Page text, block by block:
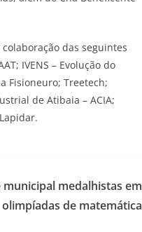
das seguintes
IVENS – Evolução do
Fisioneuro; Treetech;
de Atibaia – ACIA;
medalhistas em
olimpíadas de matemática